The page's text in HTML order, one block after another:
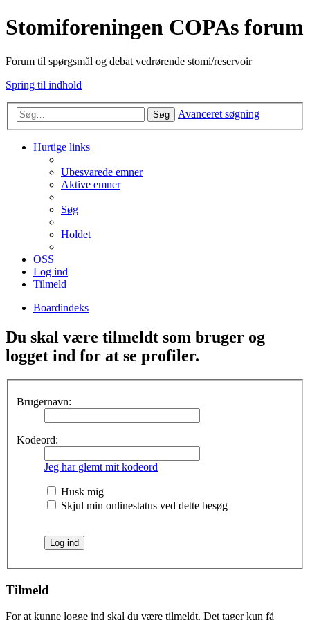
Stomiforeningen COPAs forum
Forum til spørgsmål og debat vedrørende stomi/reservoir
Spring til indhold
Søg Avanceret søgning
Hurtige links
Ubesvarede emner
Aktive emner
Søg
Holdet
OSS
Log ind
Tilmeld
Boardindeks
Du skal være tilmeldt som bruger og
logget ind for at se profiler.
Brugernavn:
Kodeord:
Jeg har glemt mit kodeord
Husk mig
Skjul min onlinestatus ved dette besøg
Tilmeld
For at kunne logge ind skal du være tilmeldt. Det tager kun få